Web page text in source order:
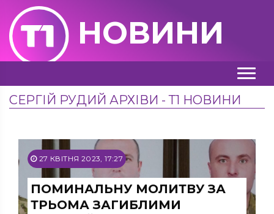
НОВИНИ
СЕРГІЙ РУДИЙ АРХІВИ - Т1 НОВИНИ
27 КВІТНЯ 2023, 17:27
ПОМИНАЛЬНУ МОЛИТВУ ЗА
ТРЬОМА ЗАГИБЛИМИ